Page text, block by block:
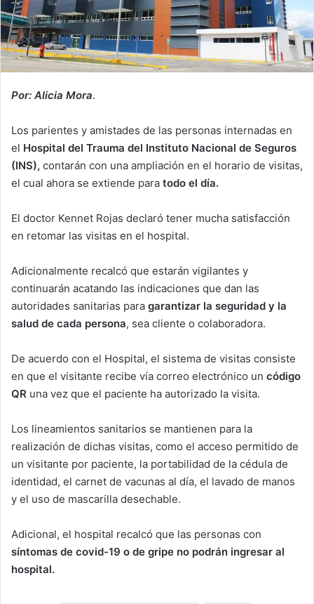
Por: Alicia Mora.
Los parientes y amistades de las personas internadas en
el Hospital del Trauma del Instituto Nacional de Seguros
(INS), contarán con una ampliación en el horario de visitas,
el cual ahora se extiende para todo el día.
El doctor Kennet Rojas declaró tener mucha satisfacción
en retomar las visitas en el hospital.
Adicionalmente recalcó que estarán vigilantes y
continuarán acatando las indicaciones que dan las
autoridades sanitarias para garantizar la seguridad y la
salud de cada persona, sea cliente o colaboradora.
De acuerdo con el Hospital, el sistema de visitas consiste
en que el visitante recibe vía correo electrónico un código
QR una vez que el paciente ha autorizado la visita.
Los lineamientos sanitarios se mantienen para la
realización de dichas visitas, como el acceso permitido de
un visitante por paciente, la portabilidad de la cédula de
identidad, el carnet de vacunas al día, el lavado de manos
y el uso de mascarilla desechable.
Adicional, el hospital recalcó que las personas con
síntomas de covid-19 o de gripe no podrán ingresar al
hospital.